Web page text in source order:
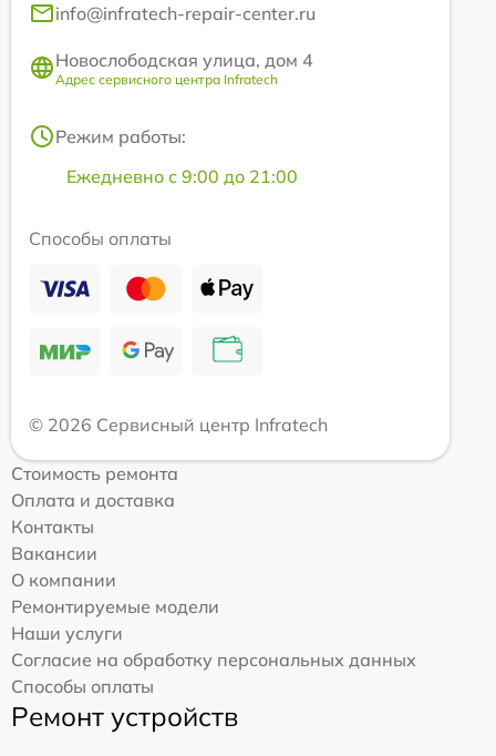
info@infratech-repair-center.ru
Новослободская улица, дом 4
Адрес сервисного центра Infratech
Режим работы:
Ежедневно с 9:00 до 21:00
Способы оплаты
© 2026 Сервисный центр Infratech
Стоимость ремонта
Оплата и доставка
Контакты
Вакансии
О компании
Ремонтируемые модели
Наши услуги
Согласие на обработку персональных данных
Способы оплаты
Ремонт устройств